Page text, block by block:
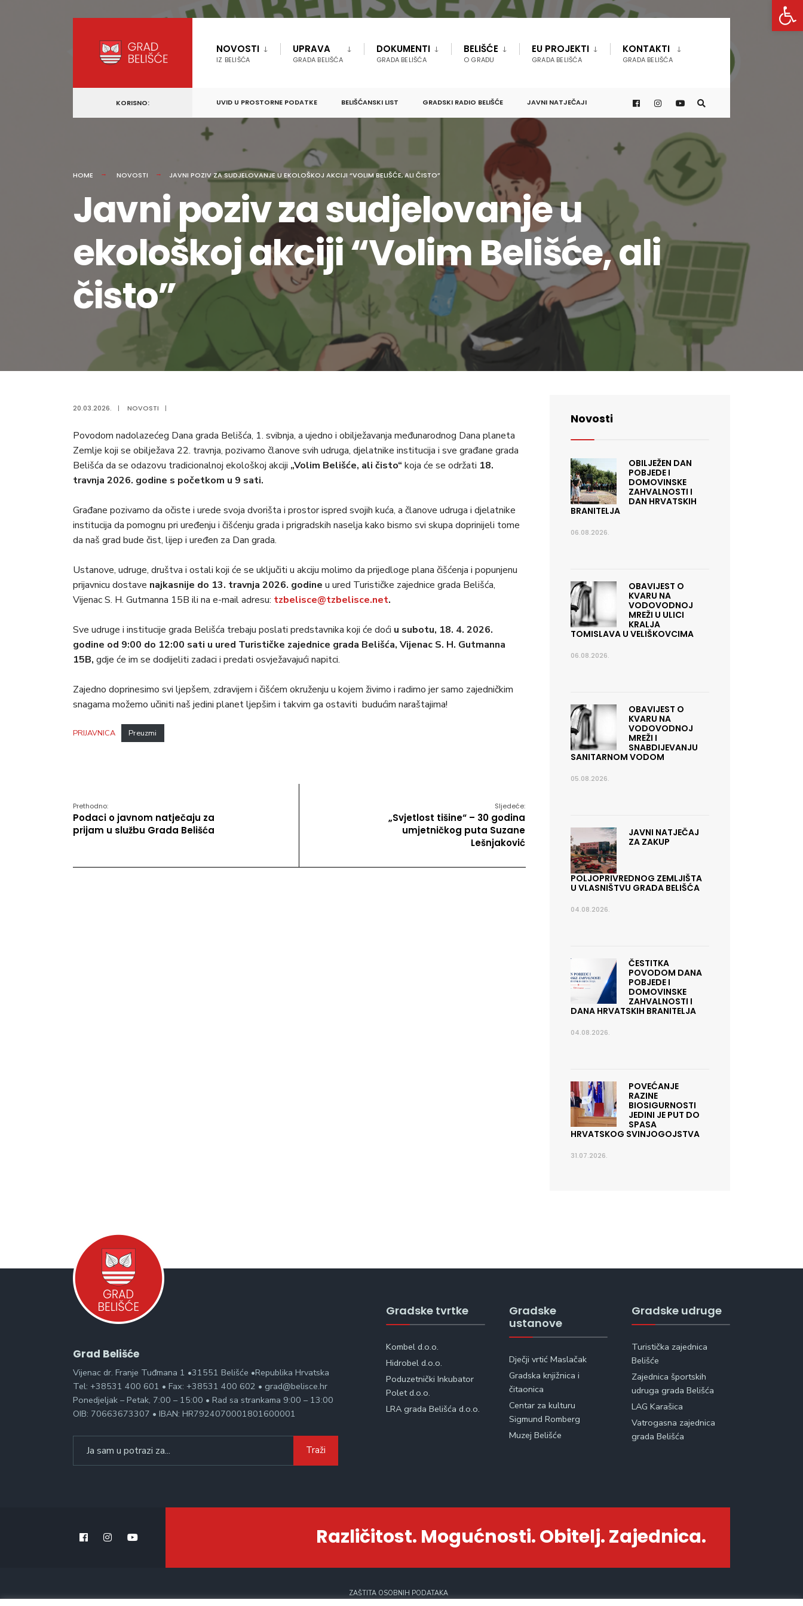
content
NOVOSTI
IZ BELIŠĆA
UPRAVA
GRADA BELIŠĆA
DOKUMENTI
GRADA BELIŠĆA
BELIŠĆE
O GRADU
EU PROJEKTI
GRADA BELIŠĆA
KONTAKTI
GRADA BELIŠĆA
KORISNO: UVID U PROSTORNE PODATKE BELIŠĆANSKI LIST GRADSKI RADIO BELIŠĆE JAVNI NATJEČAJI
HOME NOVOSTI JAVNI POZIV ZA SUDJELOVANJE U EKOLOŠKOJ AKCIJI “VOLIM BELIŠĆE, ALI ČISTO”
Javni poziv za sudjelovanje u
ekološkoj akciji “Volim Belišće, ali
čisto”
20.03.2026. | NOVOSTI |
Povodom nadolazećeg Dana grada Belišća, 1. svibnja, a ujedno i obilježavanja međunarodnog Dana planeta
Zemlje koji se obilježava 22. travnja, pozivamo članove svih udruga, djelatnike institucija i sve građane grada
Belišća da se odazovu tradicionalnoj ekološkoj akciji „Volim Belišće, ali čisto“ koja će se održati 18.
travnja 2026. godine s početkom u 9 sati.
Građane pozivamo da očiste i urede svoja dvorišta i prostor ispred svojih kuća, a članove udruga i djelatnike
institucija da pomognu pri uređenju i čišćenju grada i prigradskih naselja kako bismo svi skupa doprinijeli tome
da naš grad bude čist, lijep i uređen za Dan grada.
Ustanove, udruge, društva i ostali koji će se uključiti u akciju molimo da prijedloge plana čišćenja i popunjenu
prijavnicu dostave najkasnije do 13. travnja 2026. godine u ured Turističke zajednice grada Belišća,
Vijenac S. H. Gutmanna 15B ili na e-mail adresu: tzbelisce@tzbelisce.net.
Sve udruge i institucije grada Belišća trebaju poslati predstavnika koji će doći u subotu, 18. 4. 2026.
godine od 9:00 do 12:00 sati u ured Turističke zajednice grada Belišća, Vijenac S. H. Gutmanna
15B, gdje će im se dodijeliti zadaci i predati osvježavajući napitci.
Zajedno doprinesimo svi ljepšem, zdravijem i čišćem okruženju u kojem živimo i radimo jer samo zajedničkim
snagama možemo učiniti naš jedini planet ljepšim i takvim ga ostaviti budućim naraštajima!
PRIJAVNICA Preuzmi
Prethodno:
Podaci o javnom natječaju za
prijam u službu Grada Belišća
Sljedeće:
„Svjetlost tišine“ – 30 godina
umjetničkog puta Suzane
Lešnjaković
Novosti
OBILJEŽEN DAN
POBJEDE I
DOMOVINSKE
ZAHVALNOSTI I
DAN HRVATSKIH
BRANITELJA
06.08.2026.
OBAVIJEST O
KVARU NA
VODOVODNOJ
MREŽI U ULICI
KRALJA
TOMISLAVA U VELIŠKOVCIMA
06.08.2026.
OBAVIJEST O
KVARU NA
VODOVODNOJ
MREŽI I
SNABDIJEVANJU
SANITARNOM VODOM
05.08.2026.
JAVNI NATJEČAJ
ZA ZAKUP
POLJOPRIVREDNOG ZEMLJIŠTA
U VLASNIŠTVU GRADA BELIŠĆA
04.08.2026.
ČESTITKA
POVODOM DANA
POBJEDE I
DOMOVINSKE
ZAHVALNOSTI I
DANA HRVATSKIH BRANITELJA
04.08.2026.
POVEĆANJE
RAZINE
BIOSIGURNOSTI
JEDINI JE PUT DO
SPASA
HRVATSKOG SVINJOGOJSTVA
31.07.2026.
Grad Belišće
Vijenac dr. Franje Tuđmana 1 •31551 Belišće •Republika Hrvatska
Tel: +38531 400 601 • Fax: +38531 400 602 • grad@belisce.hr
Ponedjeljak – Petak, 7:00 – 15:00 • Rad sa strankama 9:00 – 13:00
OIB: 70663673307 • IBAN: HR7924070001801600001
Traži
Gradske tvrtke
Kombel d.o.o.
Hidrobel d.o.o.
Poduzetnički Inkubator
Polet d.o.o.
LRA grada Belišća d.o.o.
Gradske
ustanove
Dječji vrtić Maslačak
Gradska knjižnica i
čitaonica
Centar za kulturu
Sigmund Romberg
Muzej Belišće
Gradske udruge
Turistička zajednica
Belišće
Zajednica športskih
udruga grada Belišća
LAG Karašica
Vatrogasna zajednica
grada Belišća
Različitost. Mogućnosti. Obitelj. Zajednica.
ZAŠTITA OSOBNIH PODATAKA